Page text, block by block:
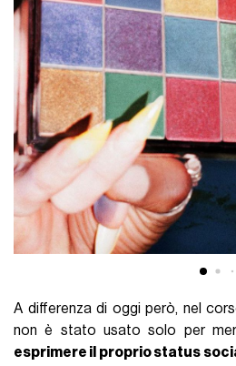
A differenza di oggi però, nel
non è stato usato solo per
esprimere il proprio status